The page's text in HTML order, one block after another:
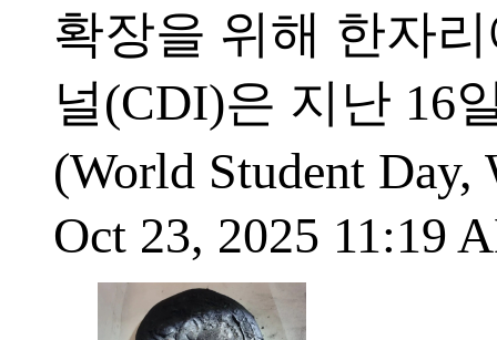
확장을 위해 한자
널(CDI)은 지난 16
(World Student
Oct 23, 2025 11:19